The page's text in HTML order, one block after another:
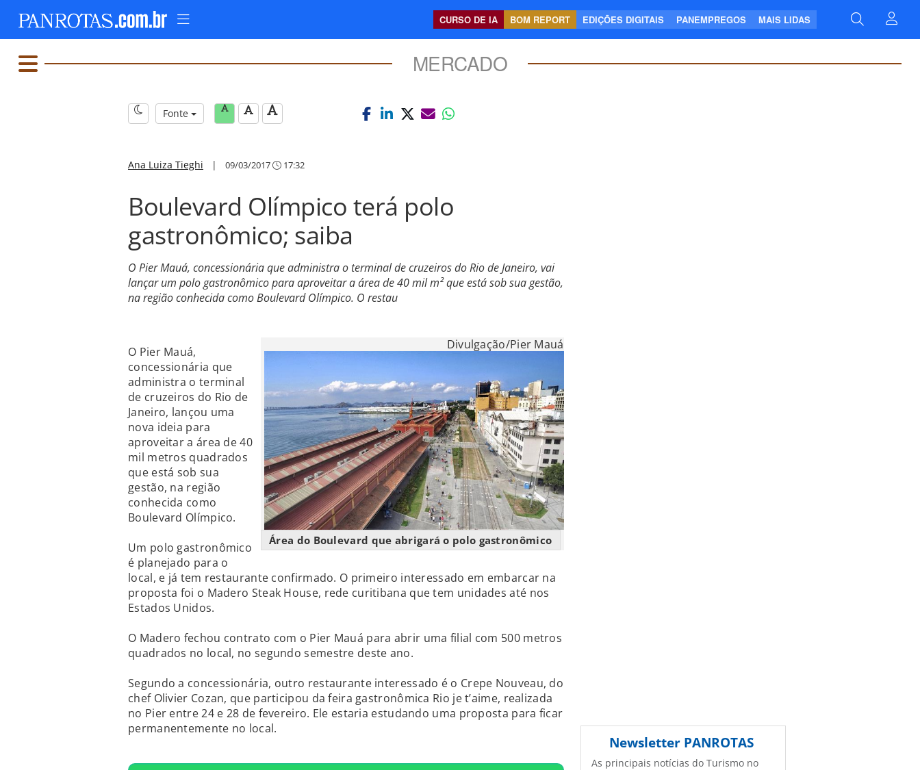
CURSO DE IA BOM REPORT EDIÇÕES DIGITAIS PANEMPREGOS MAIS LIDAS
MERCADO
Fonte
Ana Luiza Tieghi | 09/03/2017 17:32
Boulevard Olímpico terá polo
gastronômico; saiba
O Pier Mauá, concessionária que administra o terminal de cruzeiros do Rio de Janeiro, vai
lançar um polo gastronômico para aproveitar a área de 40 mil m² que está sob sua gestão,
na região conhecida como Boulevard Olímpico. O restau
Divulgação/Pier Mauá
Área do Boulevard que abrigará o polo gastronômico
O Pier Mauá,
concessionária que
administra o terminal
de cruzeiros do Rio de
Janeiro, lançou uma
nova ideia para
aproveitar a área de 40
mil metros quadrados
que está sob sua
gestão, na região
conhecida como
Boulevard Olímpico.
Um polo gastronômico
é planejado para o
local, e já tem restaurante confirmado. O primeiro interessado em embarcar na
proposta foi o Madero Steak House, rede curitibana que tem unidades até nos
Estados Unidos.
O Madero fechou contrato com o Pier Mauá para abrir uma filial com 500 metros
quadrados no local, no segundo semestre deste ano.
Segundo a concessionária, outro restaurante interessado é o Crepe Nouveau, do
chef Olivier Cozan, que participou da feira gastronômica Rio je t’aime, realizada
no Pier entre 24 e 28 de fevereiro. Ele estaria estudando uma proposta para ficar
permanentemente no local.
Newsletter PANROTAS
As principais notícias do Turismo no